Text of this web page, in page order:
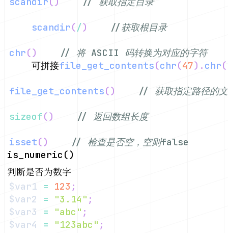
scandir(/) //获取根目录
chr()
// 将 ASCII 码转换为对应的字符
	可拼接
file_get_contents(chr(47) . chr(
file_get_contents() // 获取指定路径的
sizeof() // 返回数组长度
isset()
// 检查是否空，空则false
is_numeric()
判断是否为数字
$var1 = 123 ;
$var2
= "3.14" ;
$var3
= "abc" ;
$var4
= "123abc" ;